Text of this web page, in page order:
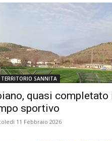
SANNITA
quasi completato
sportivo
11 Febbraio 2026